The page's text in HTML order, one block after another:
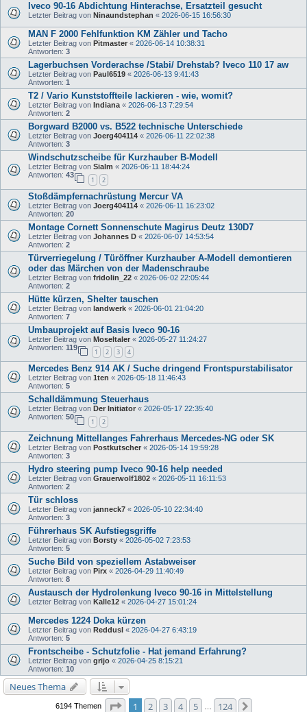
Iveco 90-16 Abdichtung Hinterachse, Ersatzteil gesucht
Letzter Beitrag von Ninaundstephan « 2026-06-15 16:56:30
MAN F 2000 Fehlfunktion KM Zähler und Tacho
Letzter Beitrag von Pitmaster « 2026-06-14 10:38:31
Antworten: 3
Lagerbuchsen Vorderachse /Stabi/ Drehstab? Iveco 110 17 aw
Letzter Beitrag von Paul6519 « 2026-06-13 9:41:43
Antworten: 1
T2 / Vario Kunststoffteile lackieren - wie, womit?
Letzter Beitrag von Indiana « 2026-06-13 7:29:54
Antworten: 2
Borgward B2000 vs. B522 technische Unterschiede
Letzter Beitrag von Joerg404114 « 2026-06-11 22:02:38
Antworten: 3
Windschutzscheibe für Kurzhauber B-Modell
Letzter Beitrag von Sialm « 2026-06-11 18:44:24
Antworten: 43
1 2
Stoßdämpfernachrüstung Mercur VA
Letzter Beitrag von Joerg404114 « 2026-06-11 16:23:02
Antworten: 20
Montage Cornett Sonnenschute Magirus Deutz 130D7
Letzter Beitrag von Johannes D « 2026-06-07 14:53:54
Antworten: 2
Türverriegelung / Türöffner Kurzhauber A-Modell demontieren
oder das Märchen von der Madenschraube
Letzter Beitrag von fridolin_22 « 2026-06-02 22:05:44
Antworten: 2
Hütte kürzen, Shelter tauschen
Letzter Beitrag von landwerk « 2026-06-01 21:04:20
Antworten: 7
Umbauprojekt auf Basis Iveco 90-16
Letzter Beitrag von Moseltaler « 2026-05-27 11:24:27
Antworten: 119
1 2 3 4
Mercedes Benz 914 AK / Suche dringend Frontspurstabilisator
Letzter Beitrag von 1ten « 2026-05-18 11:46:43
Antworten: 5
Schalldämmung Steuerhaus
Letzter Beitrag von Der Initiator « 2026-05-17 22:35:40
Antworten: 50
1 2
Zeichnung Mittellanges Fahrerhaus Mercedes-NG oder SK
Letzter Beitrag von Postkutscher « 2026-05-14 19:59:28
Antworten: 3
Hydro steering pump Iveco 90-16 help needed
Letzter Beitrag von Grauerwolf1802 « 2026-05-11 16:11:53
Antworten: 2
Tür schloss
Letzter Beitrag von janneck7 « 2026-05-10 22:34:40
Antworten: 3
Führerhaus SK Aufstiegsgriffe
Letzter Beitrag von Borsty « 2026-05-02 7:23:53
Antworten: 5
Suche Bild von speziellem Astabweiser
Letzter Beitrag von Pirx « 2026-04-29 11:40:49
Antworten: 8
Austausch der Hydrolenkung Iveco 90-16 in Mittelstellung
Letzter Beitrag von Kalle12 « 2026-04-27 15:01:24
Mercedes 1224 Doka kürzen
Letzter Beitrag von Reddusl « 2026-04-27 6:43:19
Antworten: 5
Frontscheibe - Schutzfolie - Hat jemand Erfahrung?
Letzter Beitrag von grijo « 2026-04-25 8:15:21
Antworten: 10
Neues Thema
6194 Themen Seite von 124
1 2 3 4 5 124